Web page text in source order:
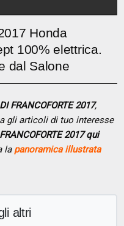
Honda
100% elettrica.
dal Salone
FRANCOFORTE 2017,
gli articoli di tuo interesse
2017 qui
la panoramica illustrata
altri